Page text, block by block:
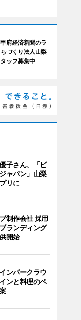
甲府経済新聞のラ
づくり法人山梨
ッフ募集中
子さん、「ビ
ャパン」山梨
リに
制作会社 採用
ランディング
開始
ンパークラウ
ンと料理のペ